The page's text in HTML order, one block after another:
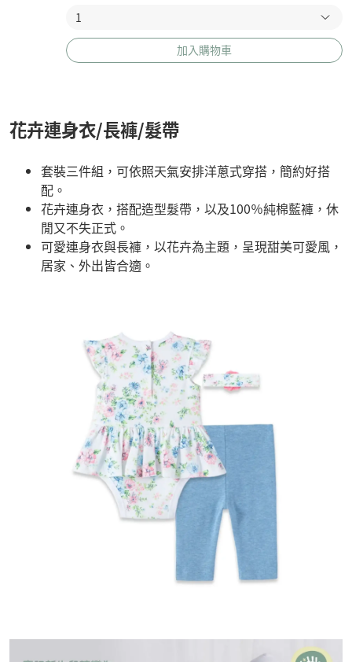
加入購物車
花卉連身衣/長褲/髮帶
套裝三件組，可依照天氣安排洋蔥式穿搭，簡約好搭
配。
花卉連身衣，搭配造型髮帶，以及100％純棉藍褲，休
閒又不失正式。
可愛連身衣與長褲，以花卉為主題，呈現甜美可愛風，
居家、外出皆合適。